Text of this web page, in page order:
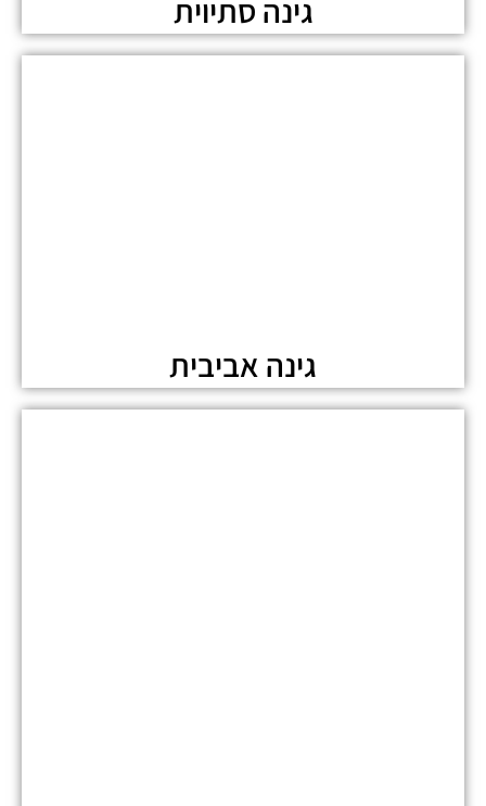
גינה סתיוית
גינה אביבית